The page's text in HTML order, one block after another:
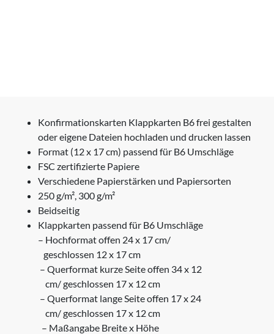
Konfirmationskarten Klappkarten B6 frei gestalten
oder eigene Dateien hochladen und drucken lassen
Format (12 x 17 cm) passend für B6 Umschläge
FSC zertifizierte Papiere
Verschiedene Papierstärken und Papiersorten
250 g/m², 300 g/m²
Beidseitig
Klappkarten passend für B6 Umschläge
– Hochformat offen 24 x 17 cm/
geschlossen 12 x 17 cm
– Querformat kurze Seite offen 34 x 12
cm/ geschlossen 17 x 12 cm
– Querformat lange Seite offen 17 x 24
cm/ geschlossen 17 x 12 cm
– Maßangabe Breite x Höhe